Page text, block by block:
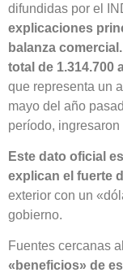
difundidas por el
explicaciones
balanza comercial.
total de 1.314.700
que representa un
mayo del año
período,
Este dato oficial
explican el fuerte
exterior con un
gobierno.
Fuentes cercanas
«beneficios» de